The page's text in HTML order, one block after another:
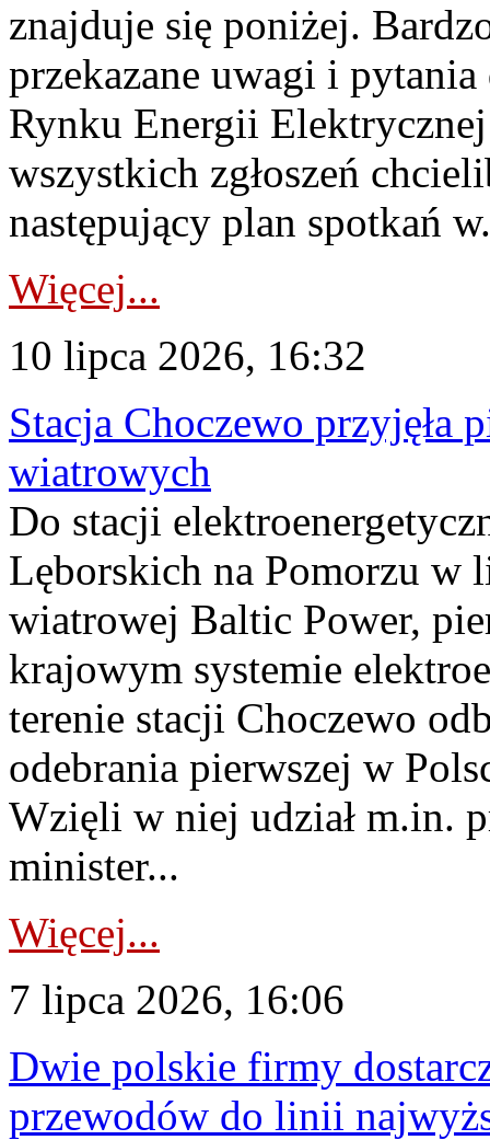
znajduje się poniżej.
przekazane uwagi i
Rynku Energii
wszystkich zgłoszeń
następujący plan spotkań
Więcej...
10 lipca 2026, 16:32
Stacja Choczewo przyjęła
wiatrowych
Do stacji
Lęborskich na Pomorzu w
wiatrowej Baltic Power,
krajowym systemie
terenie stacji Choczewo
odebrania pierwszej w
Wzięli w niej udział m.in.
minister...
Więcej...
7 lipca 2026, 16:06
Dwie polskie firmy
przewodów do linii